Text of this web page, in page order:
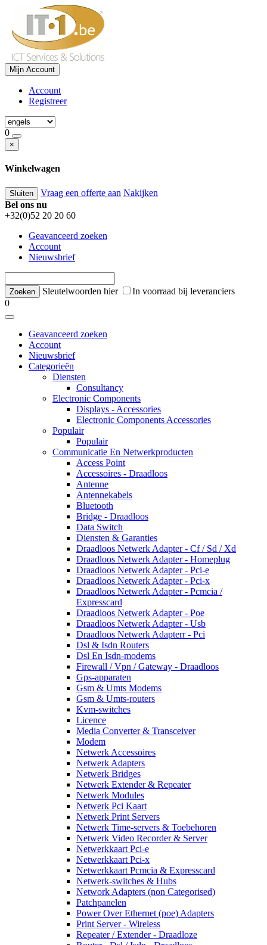
Mijn Account
Account
Registreer
0
×
Winkelwagen
Sluiten Vraag een offerte aan Nakijken
Bel ons nu
+32(0)52 20 20 60
Geavanceerd zoeken
Account
Nieuwsbrief
Sleutelwoorden hier
In voorraad bij leveranciers
0
Geavanceerd zoeken
Account
Nieuwsbrief
Categorieën
Diensten
Consultancy
Electronic Components
Displays - Accessories
Electronic Components Accessories
Populair
Populair
Communicatie En Netwerkproducten
Access Point
Accessoires - Draadloos
Antenne
Antennekabels
Bluetooth
Bridge - Draadloos
Data Switch
Diensten & Garanties
Draadloos Netwerk Adapter - Cf / Sd / Xd
Draadloos Netwerk Adapter - Homeplug
Draadloos Netwerk Adapter - Pci-e
Draadloos Netwerk Adapter - Pci-x
Draadloos Netwerk Adapter - Pcmcia /
Expresscard
Draadloos Netwerk Adapter - Poe
Draadloos Netwerk Adapter - Usb
Draadloos Netwerk Adapterr - Pci
Dsl & Isdn Routers
Dsl En Isdn-modems
Firewall / Vpn / Gateway - Draadloos
Gps-apparaten
Gsm & Umts Modems
Gsm & Umts-routers
Kvm-switches
Licence
Media Converter & Transceiver
Modem
Netwerk Accessoires
Netwerk Adapters
Netwerk Bridges
Netwerk Extender & Repeater
Netwerk Modules
Netwerk Pci Kaart
Netwerk Print Servers
Netwerk Time-servers & Toebehoren
Netwerk Video Recorder & Server
Netwerkkaart Pci-e
Netwerkkaart Pci-x
Netwerkkaart Pcmcia & Expresscard
Netwerk-switches & Hubs
Network Adapters (non Categorised)
Patchpanelen
Power Over Ethernet (poe) Adapters
Print Server - Wireless
Repeater / Extender - Draadloze